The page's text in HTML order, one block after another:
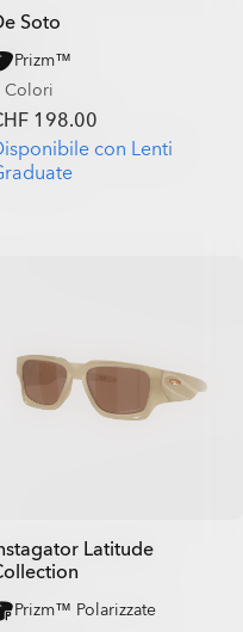
Soto
Prizm™
Colori
198.00
con Lenti
Latitude
Prizm™ Polarizzate